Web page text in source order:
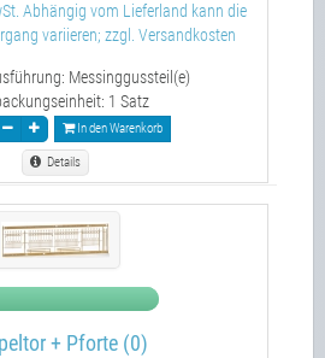
Abhängig vom Lieferland kann die
variieren; zzgl. Versandkosten
Messinggussteil(e)
1 Satz
In den Warenkorb
Details
+ Pforte (0)